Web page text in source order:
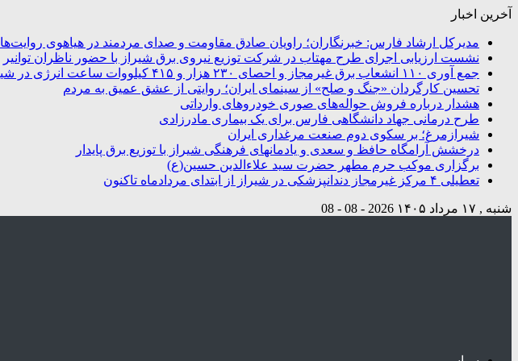
آخرین اخبار
مدیرکل ارشاد فارس: خبرنگاران؛ راویان صادق مقاومت و صدای مردمند در هیاهوی روایت‌ها
نشست ارزیابی اجرای طرح مهتاب در شرکت توزیع نیروی برق شیراز با حضور ناظران توانیر
جمع آوری ۱۱۰ انشعاب برق غیرمجاز و احصای ۲۳۰ هزار و ۴۱۵ کیلووات ساعت انرژی در شیراز
تحسین کارگردان «جنگ و صلح» از سینمای ایران؛ روایتی از عشق عمیق به مردم
هشدار درباره فروش حواله‌های صوری خودروهای وارداتی
طرح درمانی جهاد دانشگاهی فارس برای یک بیماری مادرزادی
شیرازمرغ؛ بر سکوی دوم صنعت مرغداری ایران
درخشش آرامگاه‌ حافظ و سعدی و یادمانهای فرهنگی شیراز با توزیع برق پایدار
برگزاری موکب حرم مطهر حضرت سید علاءالدین حسین(ع)
تعطیلی ۴ مرکز غیرمجاز دندانپزشکی در شیراز از ابتدای مردادماه تاکنون
شنبه , ۱۷ مرداد ۱۴۰۵ 2026 - 08 - 08